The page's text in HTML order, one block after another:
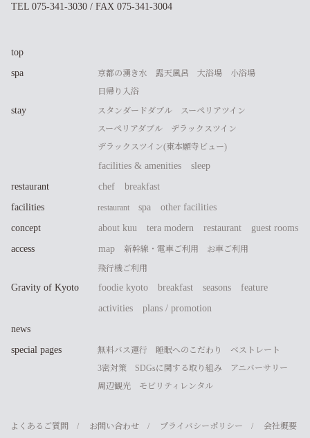
TEL 075-341-3030 / FAX 075-341-3004
top
spa
京都の湧き水 露天風呂 大浴場
小浴場
日帰り入浴
stay スタンダードダブル
スーペリアツイン
スーペリアダブル
デラックスツイン
デラックスツイン(東本願寺ビュー)
facilities & amenities
sleep
restaurant
chef
breakfast
facilities
restaurant spa
other facilities
concept
about kuu tera modern restaurant
guest rooms
access
map 新幹線・電車ご利用
お車ご利用
飛行機ご利用
Gravity of Kyoto foodie kyoto breakfast seasons
feature
activities
plans / promotion
news
special pages
無料バス運行 睡眠へのこだわり
ベストレート
3密対策
SDGsに関する取り組み
アニバーサリー
周辺観光
モビリティレンタル
よくあるご質問 お問い合わせ プライバシーポリシー
会社概要